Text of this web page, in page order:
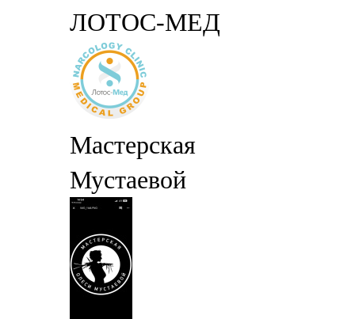
ЛОТОС-МЕД
Мастерская
Мустаевой